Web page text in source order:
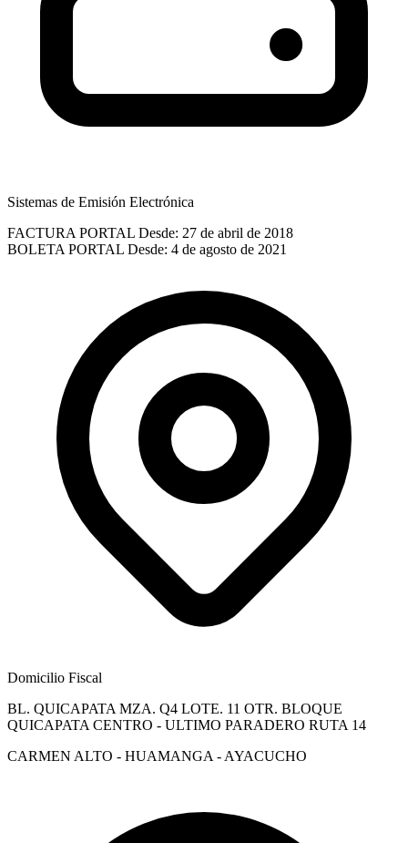
Sistemas de Emisión Electrónica
FACTURA PORTAL Desde: 27 de abril de 2018
BOLETA PORTAL Desde: 4 de agosto de 2021
Domicilio Fiscal
BL. QUICAPATA MZA. Q4 LOTE. 11 OTR. BLOQUE
QUICAPATA CENTRO - ULTIMO PARADERO RUTA 14
CARMEN ALTO - HUAMANGA - AYACUCHO